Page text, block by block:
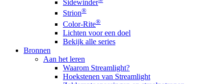
Sidewinder
Strion®
Color-Rite®
Lichten voor een doel
Bekijk alle series
Bronnen
Aan het leren
Waarom Streamlight?
Hoekstenen van Streamlight